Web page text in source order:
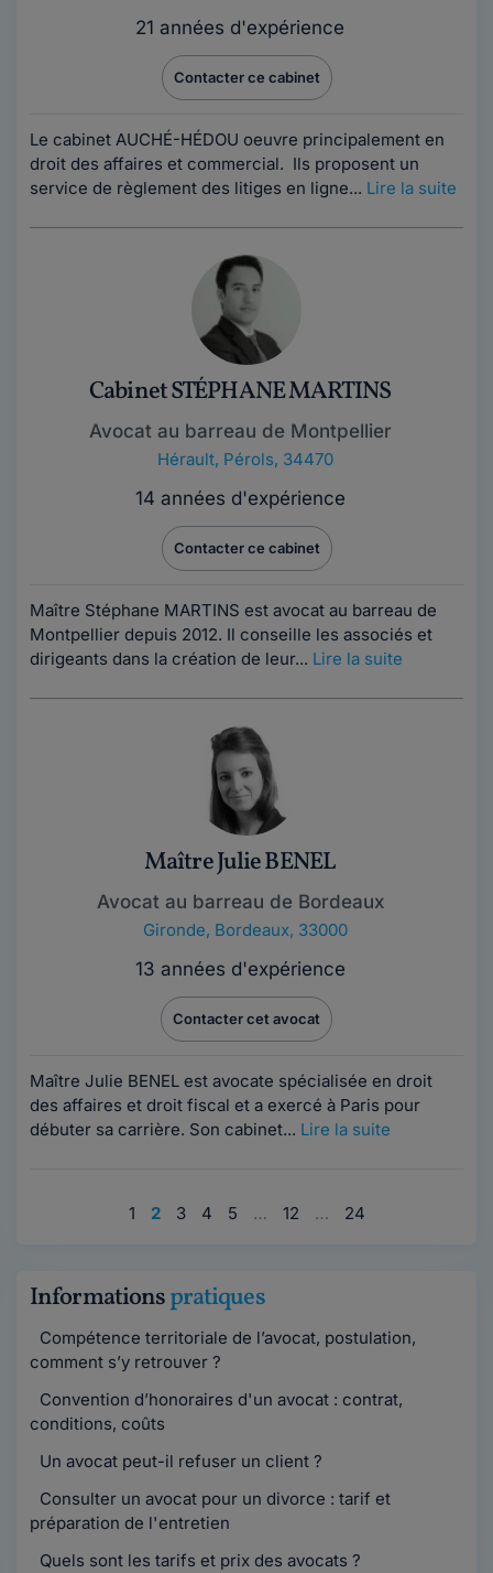
21 années d'expérience
Contacter ce cabinet
Le cabinet AUCHÉ-HÉDOU oeuvre principalement en
droit des affaires et commercial. Ils proposent un
service de règlement des litiges en ligne... Lire la suite
Cabinet STÉPHANE MARTINS
Avocat au barreau de Montpellier
Hérault, Pérols, 34470
14 années d'expérience
Contacter ce cabinet
Maître Stéphane MARTINS est avocat au barreau de
Montpellier depuis 2012. Il conseille les associés et
dirigeants dans la création de leur... Lire la suite
Maître Julie BENEL
Avocat au barreau de Bordeaux
Gironde, Bordeaux, 33000
13 années d'expérience
Contacter cet avocat
Maître Julie BENEL est avocate spécialisée en droit
des affaires et droit fiscal et a exercé à Paris pour
débuter sa carrière. Son cabinet... Lire la suite
1 2 3 4 5 … 12 … 24
Informationspratiques
Compétence territoriale de l’avocat, postulation,
comment s’y retrouver ?
Convention d’honoraires d'un avocat : contrat,
conditions, coûts
Un avocat peut-il refuser un client ?
Consulter un avocat pour un divorce : tarif et
préparation de l'entretien
Quels sont les tarifs et prix des avocats ?